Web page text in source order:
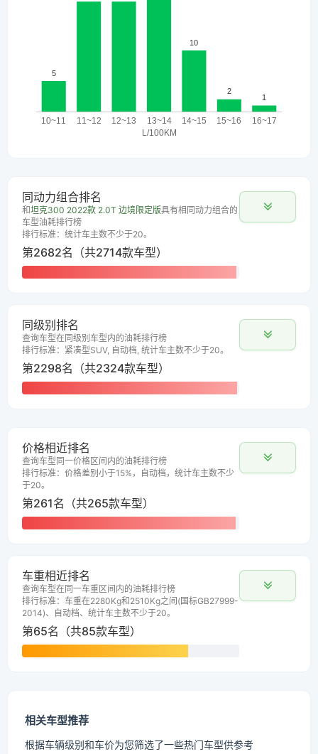
同动力组合排名
和坦克300 2022款 2.0T 边境限定版具有相同动力组合的
车型油耗排行榜
排行标准：统计车主数不少于20。
第2682名（共2714款车型）
同级别排名
查询车型在同级别车型内的油耗排行榜
排行标准：紧凑型SUV, 自动档, 统计车主数不少于20。
第2298名（共2324款车型）
价格相近排名
查询车型同一价格区间内的油耗排行榜
排行标准：价格差别小于15%，自动档，统计车主数不少
于20。
第261名（共265款车型）
车重相近排名
查询车型在同一车重区间内的油耗排行榜
排行标准：车重在2280Kg和2510Kg之间(国标GB27999-
2014)、自动档、统计车主数不少于20。
第65名（共85款车型）
相关车型推荐
根据车辆级别和车价为您筛选了一些热门车型供参考